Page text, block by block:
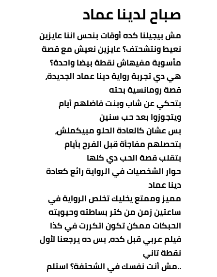
صباح لدينا عماد
مش بيجيلنا كده أوقات بنحس اننا عايزين
نعيط ونتشحتف؟ عايزين نعيش مع قصة
مأسوية مفيهاش نقطة بيضا واحدة؟
هي دي تجربة رواية دينا عماد الجديدة،
قصة رومانسية بحته
بتحكي عن شاب وبنت فاضلهم أيام
ويتجوزوا بعد حب سنين
بس عشان كالعادة الحلو مبيكملش،
بتحصلهم مفاجأة قبل الفرح بأيام
بتقلب قصة الحب دي كلها
حوار الشخصيات في الرواية رائع كعادة
دينا عماد
مميز وممتع يخليك تخلص الرواية في
ساعتين زمن من كتر بساطته وحيويته
الحبكات ممكن تكون اتكررت في كذا
فيلم عربي قبل كده، بس ده يرجعنا لأول
نقطة تاني
..مش أنت نفسك في الشحتفة؟ استلم